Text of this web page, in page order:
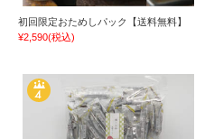
初回限定おためしパック【送料無料】
¥2,590(税込)